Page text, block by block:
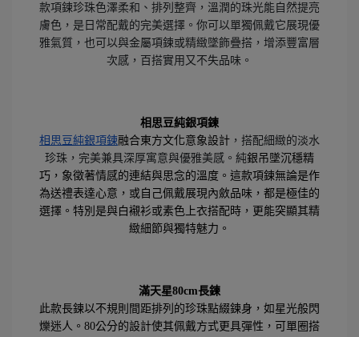
款項鍊珍珠色澤柔和、排列整齊，溫潤的珠光能自然提亮
膚色，是日常配戴的完美選擇。你可以單獨佩戴它展現優
雅氣質，也可以與金屬項鍊或精緻墜飾疊搭，增添豐富層
次感，百搭實用又不失品味。
相思豆純銀項鍊
相思豆純銀項鍊融合東方文化意象設計 ，搭配細緻的淡水
珍珠 ，完美兼具深厚寓意與優雅美感。純銀吊墜沉穩精
巧，象徵著情感的連結與思念的溫度。這款項鍊無論是作
為送禮表達心意，或自己佩戴展現內斂品味，都是極佳的
選擇。特別是與白襯衫或素色上衣搭配時，更能突顯其精
緻細節與獨特魅力。
滿天星80cm長鍊
此款長鍊以不規則間距排列的珍珠點綴鍊身，如星光般閃
爍迷人。80公分的設計使其佩戴方式更具彈性，可單圈搭